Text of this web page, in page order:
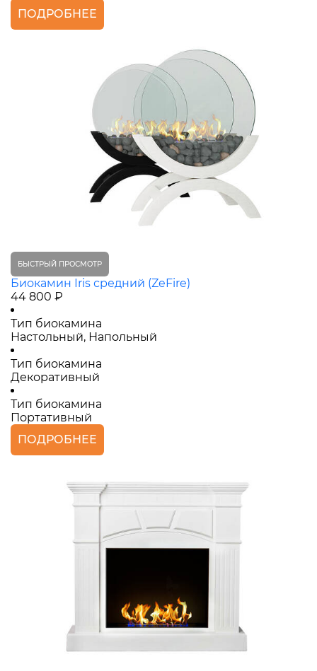
ПОДРОБНЕЕ
БЫСТРЫЙ ПРОСМОТР
Биокамин Iris средний (ZeFire)
44 800 ₽
Тип биокамина
Настольный, Напольный
Тип биокамина
Декоративный
Тип биокамина
Портативный
ПОДРОБНЕЕ